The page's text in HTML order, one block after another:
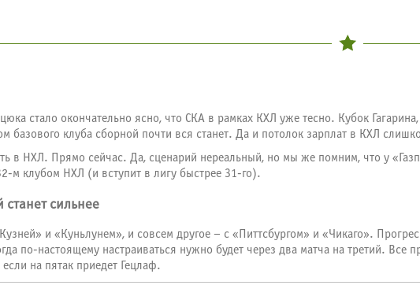
стало окончательно ясно, что СКА в рамках КХЛ уже тесно. Кубок
базового клуба сборной почти вся станет. Да и потолок зарплат в КХЛ
в НХЛ. Прямо сейчас. Да, сценарий нереальный, но мы же помним, что у
м клубом НХЛ (и вступит в лигу быстрее 31-го).
станет сильнее
и «Куньлунем», и совсем другое – с «Питтсбургом» и «Чикаго».
по-настоящему настраиваться нужно будет через два матча на третий.
на пятак приедет Гецлаф.